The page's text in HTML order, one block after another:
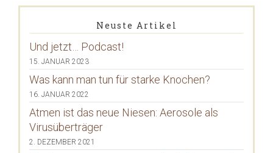
Neuste Artikel
Und jetzt… Podcast!
15. JANUAR 2023
Was kann man tun für starke Knochen?
16. JANUAR 2022
Atmen ist das neue Niesen: Aerosole als
Virusüberträger
2. DEZEMBER 2021